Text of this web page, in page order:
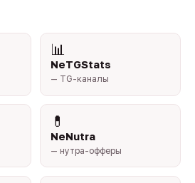
📊
NeTGStats
— TG-каналы
💊
NeNutra
— нутра-офферы